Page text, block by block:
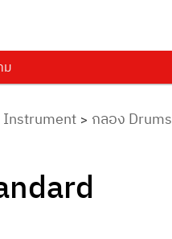
ม
Instrument > กลอง Drums